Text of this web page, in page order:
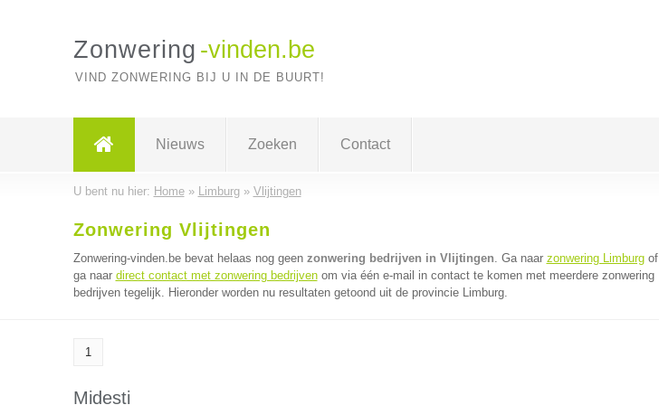
Zonwering -vinden.be
VIND ZONWERING BIJ U IN DE BUURT!
Nieuws Zoeken Contact
U bent nu hier: Home» Limburg» Vlijtingen
Zonwering Vlijtingen
Zonwering-vinden.be bevat helaas nog geen zonwering bedrijven in Vlijtingen. Ga naar zonwering Limburgof
ga naar direct contact met zonwering bedrijvenom via één e-mail in contact te komen met meerdere zonwering
bedrijven tegelijk. Hieronder worden nu resultaten getoond uit de provincie Limburg.
1
Midesti